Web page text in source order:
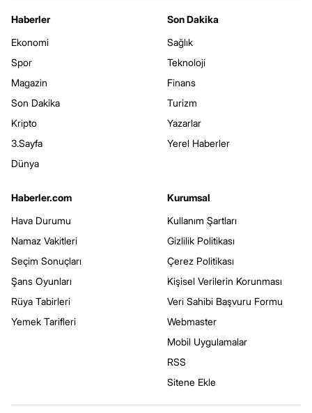
Haberler
Ekonomi
Spor
Magazin
Son Dakika
Kripto
3.Sayfa
Dünya
Son Dakika
Sağlık
Teknoloji
Finans
Turizm
Yazarlar
Yerel Haberler
Haberler.com
Hava Durumu
Namaz Vakitleri
Seçim Sonuçları
Şans Oyunları
Rüya Tabirleri
Yemek Tarifleri
Kurumsal
Kullanım Şartları
Gizlilik Politikası
Çerez Politikası
Kişisel Verilerin Korunması
Veri Sahibi Başvuru Formu
Webmaster
Mobil Uygulamalar
RSS
Sitene Ekle